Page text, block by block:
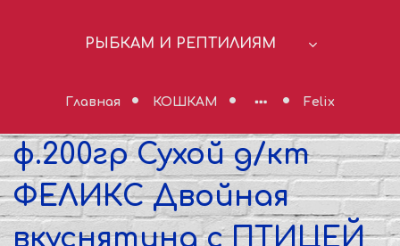
РЫБКАМ И РЕПТИЛИЯМ
Главная КОШКАМ Felix
ф.200гр Сухой д/кт
ФЕЛИКС Двойная
вкуснятина с ПТИЦЕЙ